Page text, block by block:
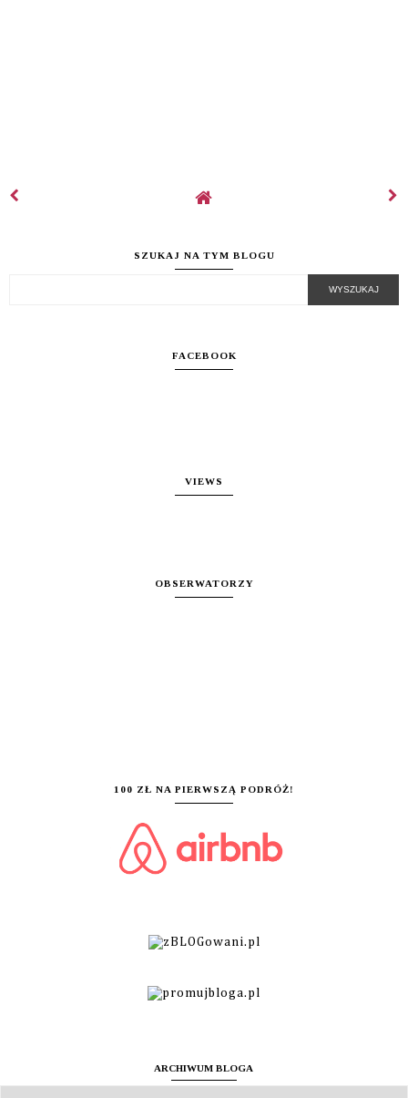
SZUKAJ NA TYM BLOGU
FACEBOOK
VIEWS
OBSERWATORZY
100 ZŁ NA PIERWSZĄ PODRÓŻ!
ARCHIWUM BLOGA